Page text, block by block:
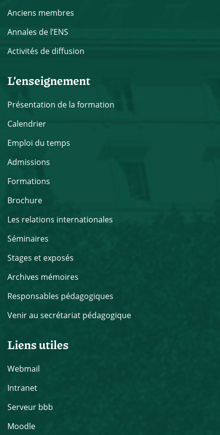
Anciens membres
Annales de l’ENS
Activités de diffusion
L’enseignement
Présentation de la formation
Calendrier
Emploi du temps
Admissions
Formations
Brochure
Les relations internationales
Séminaires
Stages et exposés
Archives mémoires
Responsables pédagogiques
Venir au secrétariat pédagogique
Liens utiles
Webmail
Intranet
Serveur bbb
Moodle